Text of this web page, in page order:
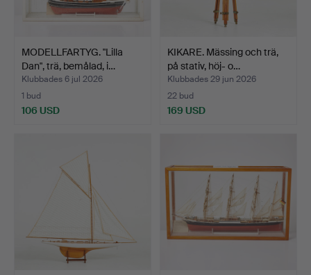
MODELLFARTYG. "Lilla
Dan", trä, bemålad, i…
Klubbades 6 jul 2026
1 bud
106 USD
KIKARE. Mässing och trä,
på stativ, höj- o…
Klubbades 29 jun 2026
22 bud
169 USD